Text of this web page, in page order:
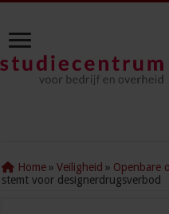
Home » Veiligheid » Openbare
stemt voor designerdrugsverbod